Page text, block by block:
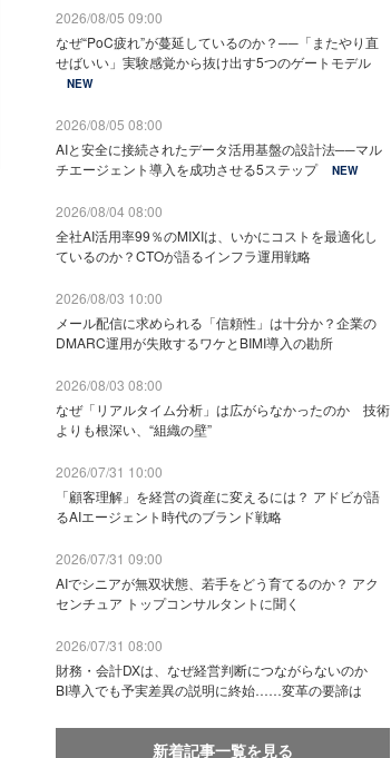
2026/08/05 09:00
なぜ“PoC疲れ”が蔓延しているのか？──「またやり直
せばいい」実験感覚から抜け出す5つのゲートモデル
NEW
2026/08/05 08:00
AIと安全に接続されたデータ活用基盤の設計法──マル
チエージェント導入を成功させる5ステップ
NEW
2026/08/04 08:00
全社AI活用率99％のMIXIは、いかにコストを最適化し
ているのか？CTOが語るインフラ運用戦略
2026/08/03 10:00
メール配信に求められる「信頼性」は十分か？企業の
DMARC運用が失敗するワケとBIMI導入の勘所
2026/08/03 08:00
なぜ「リアルタイム分析」は広がらなかったのか 技術
よりも根深い、“組織の壁”
2026/07/31 10:00
「顧客理解」を経営の資産に変えるには？ アドビが語
るAIエージェント時代のブランド戦略
2026/07/31 09:00
AIでシニアが無双状態、若手をどう育てるのか？ アク
センチュア トップコンサルタントに聞く
2026/07/31 08:00
財務・会計DXは、なぜ経営判断につながらないのか
BI導入でも予実差異の説明に終始……変革の要諦は
新着記事一覧を見る